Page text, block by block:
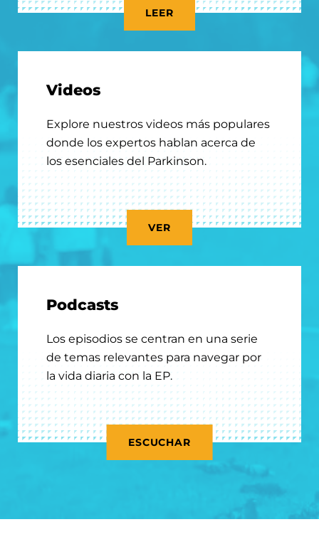
LEER
Videos
Explore nuestros videos más populares
donde los expertos hablan acerca de
los esenciales del Parkinson.
VER
Podcasts
Los episodios se centran en una serie
de temas relevantes para navegar por
la vida diaria con la EP.
ESCUCHAR